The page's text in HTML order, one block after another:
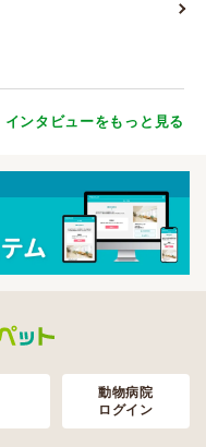
インタビューをもっと見る
動物病院
ログイン